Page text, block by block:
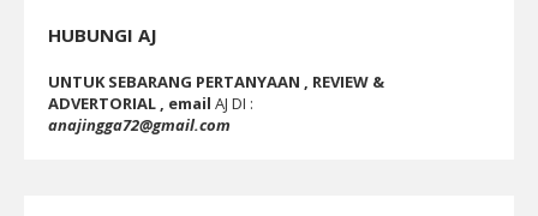
HUBUNGI AJ
UNTUK SEBARANG PERTANYAAN , REVIEW &
ADVERTORIAL , email AJ DI :
anajingga72@gmail.com